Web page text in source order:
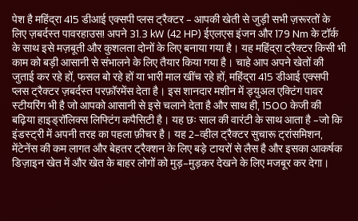
पेश है महिंद्रा 415 डीआई एक्सपी प्लस ट्रैक्टर - आपकी खेती से जुड़ी सभी ज़रूरतों के
लिए ज़बर्दस्त पावरहाउस! अपने 31.3 kW (42 HP) ईएलएस इंजन और 179 Nm के टॉर्क
के साथ इसे मज़बूती और कुशलता दोनों के लिए बनाया गया है। यह महिंद्रा ट्रैक्टर किसी भी
काम को बड़ी आसानी से संभालने के लिए तैयार किया गया है। चाहे आप अपने खेतों की
जुताई कर रहे हों, फसल बो रहे हों या भारी माल खींच रहे हों, महिंद्रा 415 डीआई एक्सपी
प्लस ट्रैक्टर ज़बर्दस्त परफ़ॉरमेंस देता है। इस शानदार मशीन में ड्युअल एक्टिंग पावर
स्टीयरिंग भी है जो आपको आसानी से इसे चलाने देता है और साथ ही, 1500 केजी की
बढ़िया हाइड्रॉलिक्स लिफ्टिंग कपैसिटी है। यह छः साल की वारंटी के साथ आता है -जो कि
इंडस्ट्री में अपनी तरह का पहला फ़ीचर है। यह 2-व्हील ट्रैक्टर सुचारू ट्रांसमिशन,
मेंटेनेंस की कम लागत और बेहतर ट्रैक्शन के लिए बड़े टायरों से लैस है और इसका आकर्षक
डिज़ाइन खेत में और खेत के बाहर लोगों को मुड़-मुड़कर देखने के लिए मजबूर कर देगा।